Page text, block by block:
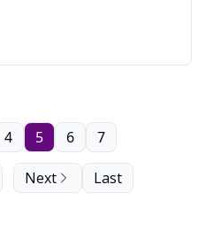
4 5 6 7
Next Last